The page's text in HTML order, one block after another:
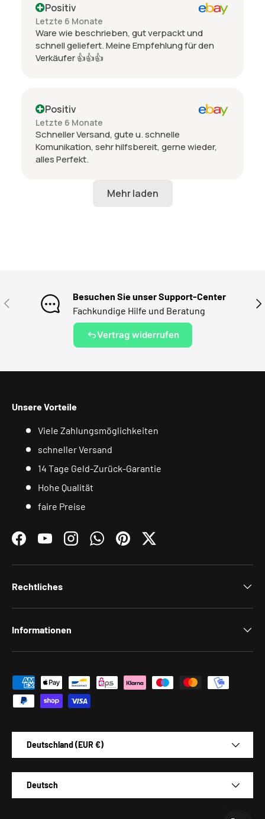
Positiv
Letzte 6 Monate
Ware wie beschrieben, gut verpackt und
schnell geliefert. Meine Empfehlung für den
Verkäufer 👍👍👍
Positiv
Letzte 6 Monate
Schneller Versand, gute u. schnelle
Komunikation, sehr hilfsbereit, gerne wieder,
alles Perfekt.
VORHERIGE
Besuchen Sie unser Support-Center
Fachkundige Hilfe und Beratung
Vertrag widerrufen
Unsere Vorteile
Viele Zahlungsmöglichkeiten
schneller Versand
14 Tage Geld-Zurück-Garantie
Hohe Qualität
faire Preise
FacebookYouTubeInstagramWhatsAppPinterestTwitter
Rechtliches
Informationen
Zahlungsmethoden
Deutschland (EUR €)
Deutsch